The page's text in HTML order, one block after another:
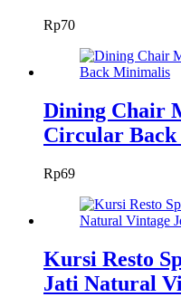
Rp70
Dining Chair
Circular
Rp69
Kursi Resto
Jati Natural